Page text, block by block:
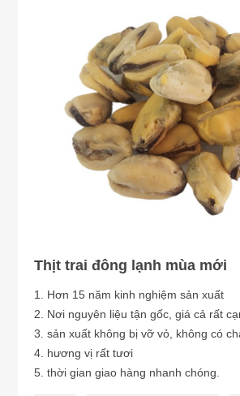
Thịt trai đông lạnh mùa mới
1. Hơn 15 năm kinh nghiệm sản xuất
2. Nơi nguyên liệu tận gốc, giá cả rất
3. sản xuất không bị vỡ vỏ, không có
4. hương vị rất tươi
5. thời gian giao hàng nhanh chóng.